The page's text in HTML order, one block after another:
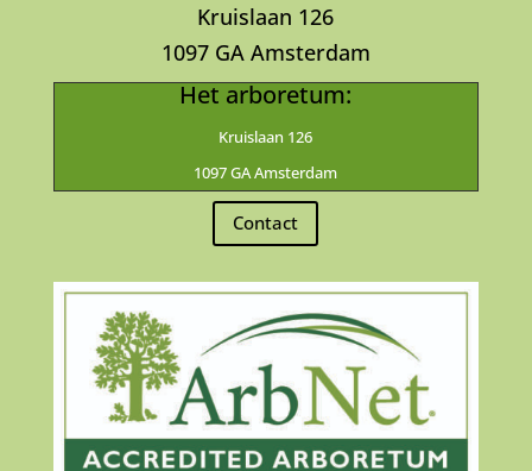
Kruislaan 126
1097 GA Amsterdam
Het arboretum:
Kruislaan 126
1097 GA Amsterdam
Contact